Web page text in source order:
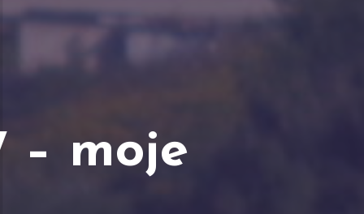
– moje